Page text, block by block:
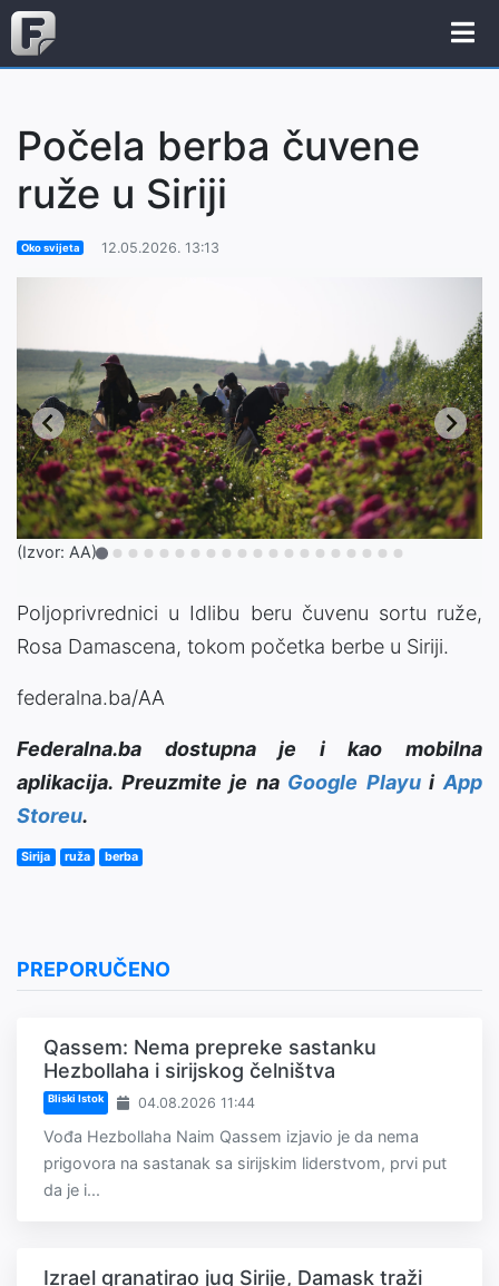
Počela berba čuvene
ruže u Siriji
Oko svijeta 12.05.2026. 13:13
(Izvor: AA)
Poljoprivrednici u Idlibu beru čuvenu sortu ruže,
Rosa Damascena, tokom početka berbe u Siriji.
federalna.ba/AA
Federalna.ba dostupna je i kao mobilna
aplikacija. Preuzmite je na Google PlayuiApp
Storeu.
Sirija ruža berba
PREPORUČENO
Qassem: Nema prepreke sastanku
Hezbollaha i sirijskog čelništva
Bliski Istok 04.08.2026 11:44
Vođa Hezbollaha Naim Qassem izjavio je da nema
prigovora na sastanak sa sirijskim liderstvom, prvi put
da je i...
Izrael granatirao jug Sirije, Damask traži